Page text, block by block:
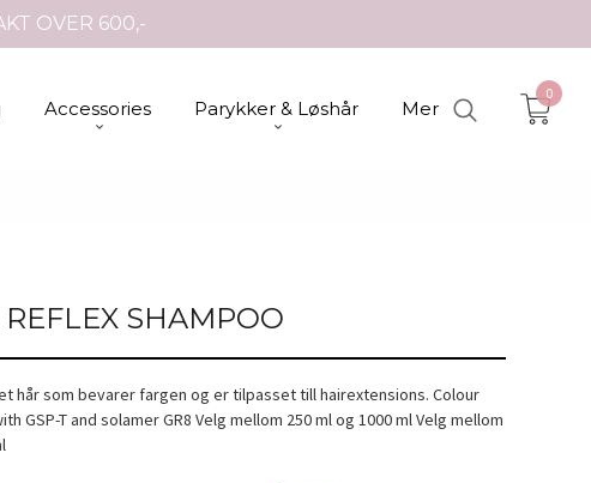
OVER 600,-
Accessories Parykker & Løshår Mer
0
SHAMPOO
hår som bevarer fargen og er tilpasset till hairextensions. Colour
GSP-T and solamer GR8 Velg mellom 250 ml og 1000 ml Velg mellom